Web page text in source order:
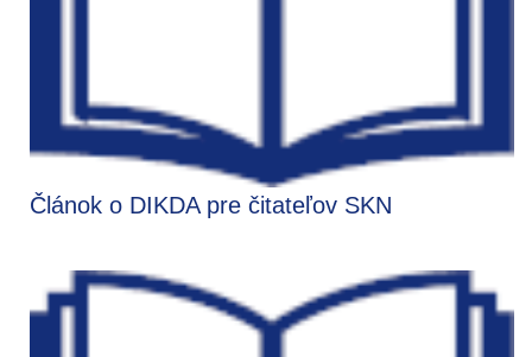
Článok o DIKDA pre čitateľov SKN